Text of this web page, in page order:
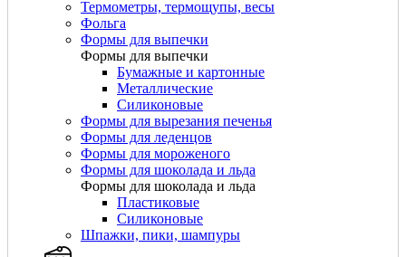
Термометры, термощупы, весы
Фольга
Формы для выпечки
Формы для выпечки
Бумажные и картонные
Металлические
Силиконовые
Формы для вырезания печенья
Формы для леденцов
Формы для мороженого
Формы для шоколада и льда
Формы для шоколада и льда
Пластиковые
Силиконовые
Шпажки, пики, шампуры